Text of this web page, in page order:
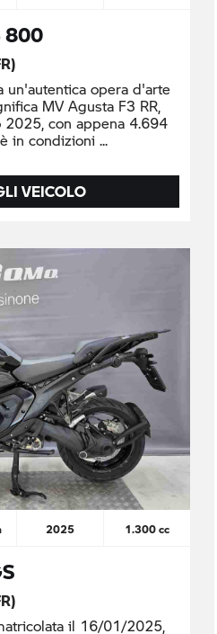
800
un'autentica opera d'arte
MV Agusta F3 RR,
con appena 4.694
in condizioni
VEICOLO
2025 1.300 cc
il 16/01/2025,